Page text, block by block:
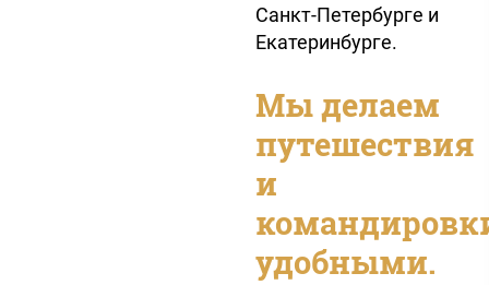
Санкт-Петербурге и
Екатеринбурге.
Мы делаем
путешествия
и
удобными.